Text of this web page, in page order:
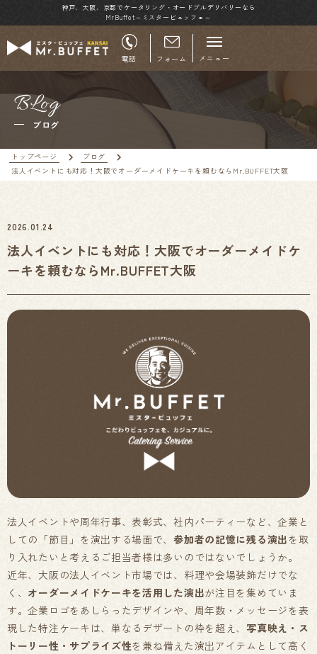
神戸、大阪、京都でケータリング・オードブルデリバリーなら
MrBuffet～ミスタービュッフェ～
電話 フォーム メニュー
BLog
ブログ
トップページ
ブログ
法人イベントにも対応！大阪でオーダーメイドケーキを頼むならMr.BUFFET大阪
2026.01.24
法人イベントにも対応！大阪でオーダーメイドケ
ーキを頼むならMr.BUFFET大阪
法人イベントや周年行事、表彰式、社内パーティーなど、企業と
しての「節目」を演出する場面で、参加者の記憶に残る演出を取
り入れたいと考えるご担当者様は多いのではないでしょうか。
近年、大阪の法人イベント市場では、料理や会場装飾だけでな
く、 オーダーメイドケーキを活用した演出が注目を集めていま
す。企業ロゴをあしらったデザインや、周年数・メッセージを表
現した特注ケーキは、単なるデザートの枠を超え、 写真映え・ス
トーリー性・サプライズ性を兼ね備えた演出アイテムとして高く